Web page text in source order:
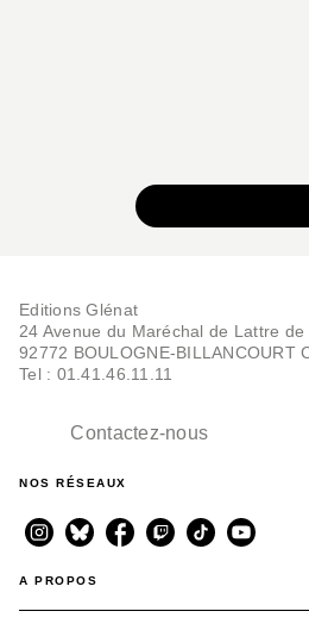
Editions Glénat
24 Avenue du Maréchal de Lattre de
92772 BOULOGNE-BILLANCOURT
Tel : 01.41.46.11.11
Contactez-nous
NOS RÉSEAUX
A PROPOS